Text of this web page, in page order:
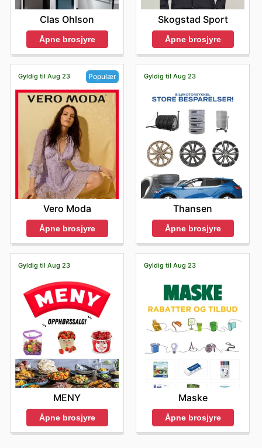
Clas Ohlson
Åpne brosjyre
Skogstad Sport
Åpne brosjyre
Gyldig til Aug 23 Populær
Vero Moda
Åpne brosjyre
Gyldig til Aug 23
Thansen
Åpne brosjyre
Gyldig til Aug 23
MENY
Åpne brosjyre
Gyldig til Aug 23
Maske
Åpne brosjyre